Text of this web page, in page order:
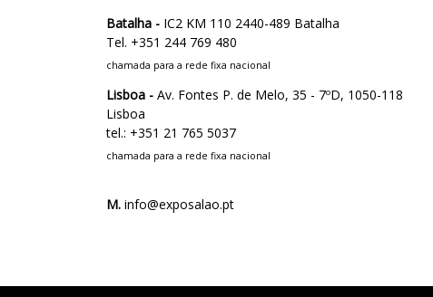
Batalha - IC2 KM 110 2440-489 Batalha
Tel. +351 244 769 480
chamada para a rede fixa nacional
Lisboa - Av. Fontes P. de Melo, 35 - 7ºD, 1050-118
Lisboa
tel.: +351 21 765 5037
chamada para a rede fixa nacional
M. info@exposalao.pt